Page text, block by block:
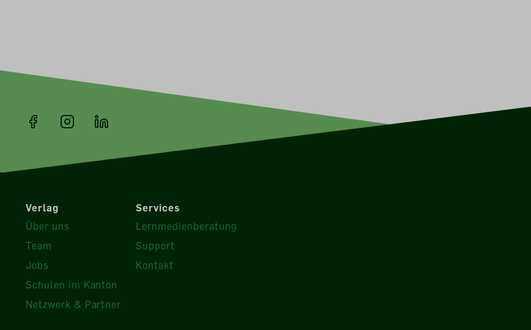
Verlag
Über uns
Team
Jobs
Schulen im Kanton
Netzwerk & Partner
Services
Lernmedienberatung
Support
Kontakt